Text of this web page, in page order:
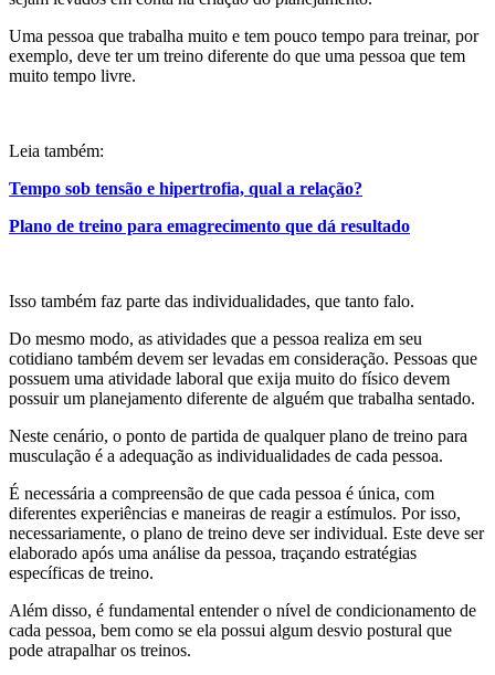
Uma pessoa que trabalha muito e tem pouco tempo para treinar, por
exemplo, deve ter um treino diferente do que uma pessoa que tem
muito tempo livre.
Leia também:
Tempo sob tensão e hipertrofia, qual a relação?
Plano de treino para emagrecimento que dá resultado
Isso também faz parte das individualidades, que tanto falo.
Do mesmo modo, as atividades que a pessoa realiza em seu
cotidiano também devem ser levadas em consideração. Pessoas que
possuem uma atividade laboral que exija muito do físico devem
possuir um planejamento diferente de alguém que trabalha sentado.
Neste cenário, o ponto de partida de qualquer plano de treino para
musculação é a adequação as individualidades de cada pessoa.
É necessária a compreensão de que cada pessoa é única, com
diferentes experiências e maneiras de reagir a estímulos. Por isso,
necessariamente, o plano de treino deve ser individual. Este deve ser
elaborado após uma análise da pessoa, traçando estratégias
específicas de treino.
Além disso, é fundamental entender o nível de condicionamento de
cada pessoa, bem como se ela possui algum desvio postural que
pode atrapalhar os treinos.